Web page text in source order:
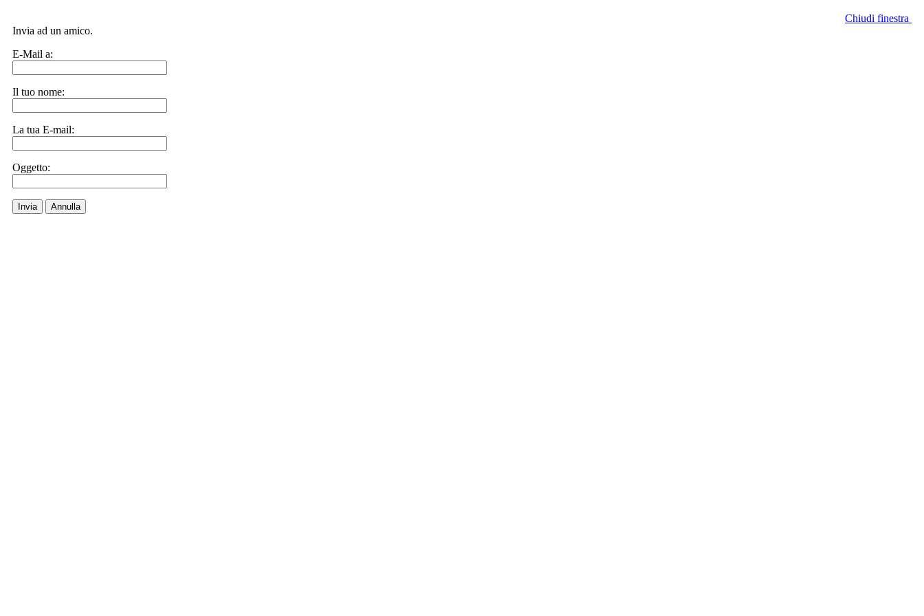
Chiudi finestra
Invia ad un amico.
E-Mail a:
Il tuo nome:
La tua E-mail:
Oggetto:
Invia Annulla